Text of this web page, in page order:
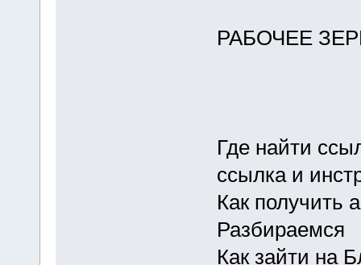
РАБОЧЕЕ
Где найти
ссылка и
Как получить
Разбираемся
Как зайти на